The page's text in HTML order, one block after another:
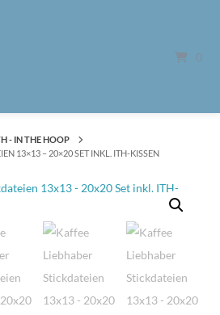
0
- IN THE HOOP
13×13 – 20×20 SET INKL. ITH-KISSEN